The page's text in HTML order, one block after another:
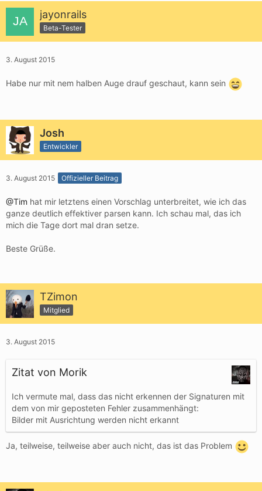
jayonrails
Beta-Tester
3. August 2015
Habe nur mit nem halben Auge drauf geschaut, kann sein
Josh
Entwickler
3. August 2015 Offizieller Beitrag
@Tim hat mir letztens einen Vorschlag unterbreitet, wie ich das
ganze deutlich effektiver parsen kann. Ich schau mal, das ich
mich die Tage dort mal dran setze.
Beste Grüße.
TZimon
Mitglied
3. August 2015
Zitat von Morik
Ich vermute mal, dass das nicht erkennen der Signaturen mit
dem von mir geposteten Fehler zusammenhängt:
Bilder mit Ausrichtung werden nicht erkannt
Ja, teilweise, teilweise aber auch nicht, das ist das Problem